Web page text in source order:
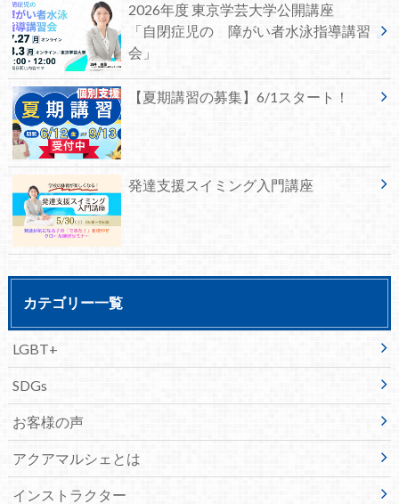
2026年度 東京学芸大学公開講座
「自閉症児の 障がい者水泳指導講習
会」
【夏期講習の募集】6/1スタート！
発達支援スイミング入門講座
カテゴリー一覧
LGBT+
SDGs
お客様の声
アクアマルシェとは
インストラクター